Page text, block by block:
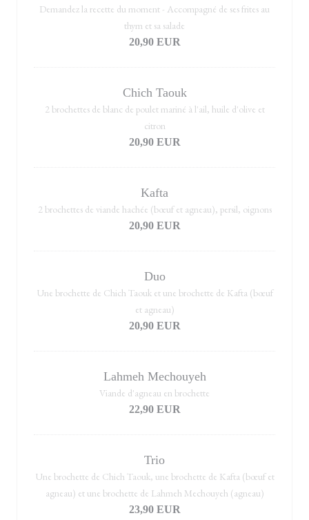
Demandez la recette du moment - Accompagné de ses frites au
thym et sa salade
20,90 EUR
Chich Taouk
2 brochettes de blanc de poulet mariné à l'ail, huile d'olive et
citron
20,90 EUR
Kafta
2 brochettes de viande hachée (bœuf et agneau), persil, oignons
20,90 EUR
Duo
Une brochette de Chich Taouk et une brochette de Kafta (bœuf
et agneau)
20,90 EUR
Lahmeh Mechouyeh
Viande d'agneau en brochette
22,90 EUR
Trio
Une brochette de Chich Taouk, une brochette de Kafta (bœuf et
agneau) et une brochette de Lahmeh Mechouyeh (agneau)
23,90 EUR